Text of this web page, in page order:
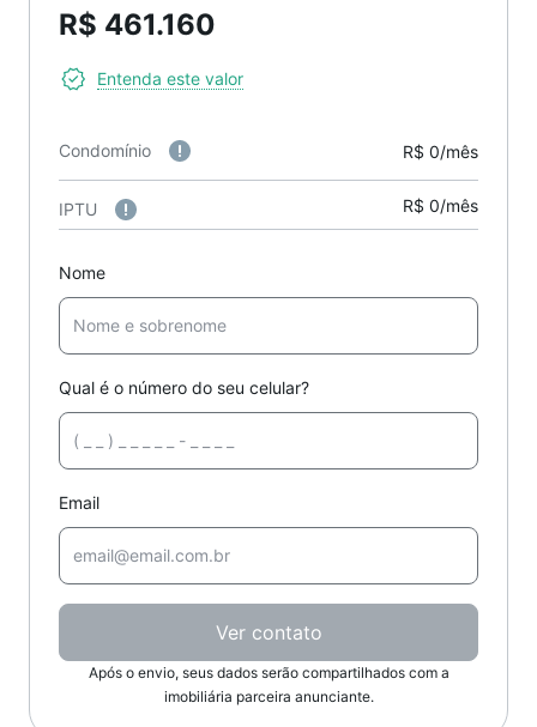
R$ 461.160
Entenda este valor
Condomínio R$ 0/mês
IPTU R$ 0/mês
Nome
Qual é o número do seu celular?
Email
Ver contato
Após o envio, seus dados serão compartilhados com a
imobiliária parceira anunciante.